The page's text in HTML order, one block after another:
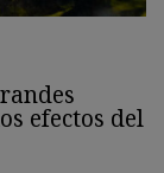
efectos del